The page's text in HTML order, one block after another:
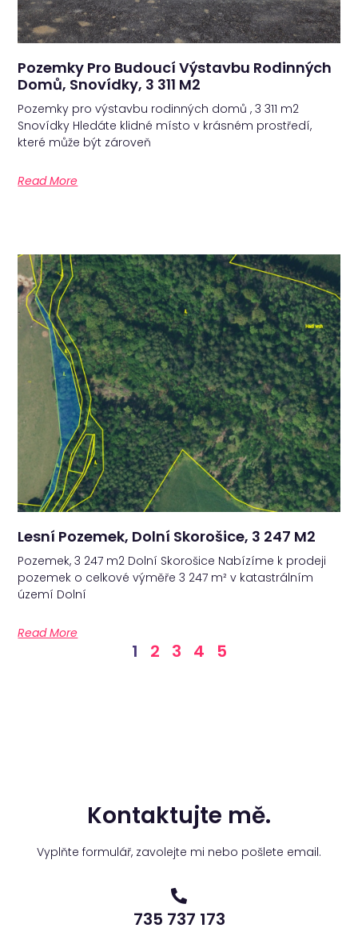
Pozemky Pro Budoucí Výstavbu Rodinných
Domů, Snovídky, 3 311 M2
Pozemky pro výstavbu rodinných domů , 3 311 m2
Snovídky Hledáte klidné místo v krásném prostředí,
které může být zároveň
Read More
Lesní Pozemek, Dolní Skorošice, 3 247 M2
Pozemek, 3 247 m2 Dolní Skorošice Nabízíme k prodeji
pozemek o celkové výměře 3 247 m² v katastrálním
území Dolní
Read More
1 2 3 4 5
Kontaktujte mě.
Vyplňte formulář, zavolejte mi nebo pošlete email.
735 737 173